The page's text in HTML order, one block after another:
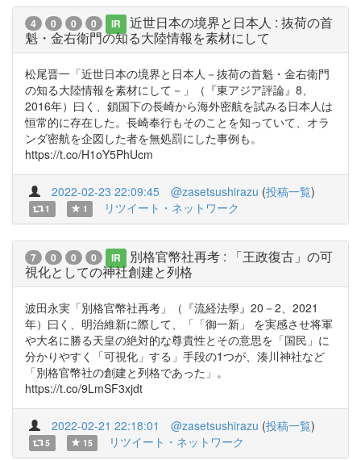
4 0 0 0 IR
近世日本の境界と日本人 : 抜荷の首
魁・金右衛門の知る大陸情報を素材にして
松尾晋一「近世日本の境界と日本人－抜荷の首魁・金右衛門
の知る大陸情報を素材にして－」（『東アジア評論』8、
2016年）曰く、鎖国下の長崎から海外密航を試みる日本人は
恒常的に存在した。長崎奉行もそのことを知っていて、オラ
ンダ密航を企図した者を無処罰にした事例も。
https://t.co/H1oY5PhUcm
2022-02-23 22:09:45 @zasetsushirazu (投稿一覧)
1 1 リツイート・ネットワーク
7 0 0 0 IR
別格官幣社再考 : 「王政復古」の可
視化としての神社創建と列格
波田永実「別格官幣社再考」（『流経法學』20－2、2021
年）曰く、明治維新に際して、「「御一新」 を実感させ将軍
や大名に勝る天皇の絶対的な尊貴性とその意思を「国民」に
分かりやすく「可視化」する」手段の1つが、湊川神社など
「別格官幣社の創建と列格であった」。
https://t.co/9LmSF3xjdt
2022-02-21 22:18:01 @zasetsushirazu (投稿一覧)
5 15 リツイート・ネットワーク